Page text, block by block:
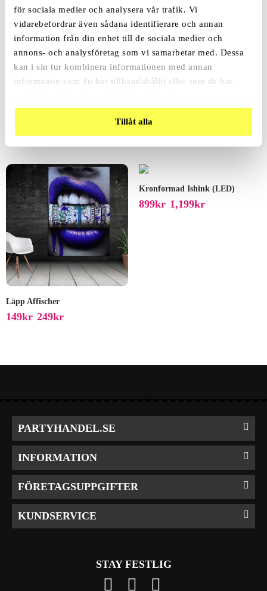
för sociala medier och analysera vår trafik. Vi
vidarebefordrar även sådana identifierare och annan
information från din enhet till de sociala medier och
annons- och analysföretag som vi samarbetar med. Dessa
kan i sin tur kombinera informationen med annan
information som du har tillhandahållit eller som de har
Tillåt alla
Bad Girl Affisch Stilig Apa Affisch
399
Läpp Affischer
149Kr 249Kr
Kronformad Ishink (LED)
899Kr– 1,199Kr
PARTYHANDEL.SE
INFORMATION
FÖRETAGSUPPGIFTER
KUNDSERVICE
STAY FESTLIG